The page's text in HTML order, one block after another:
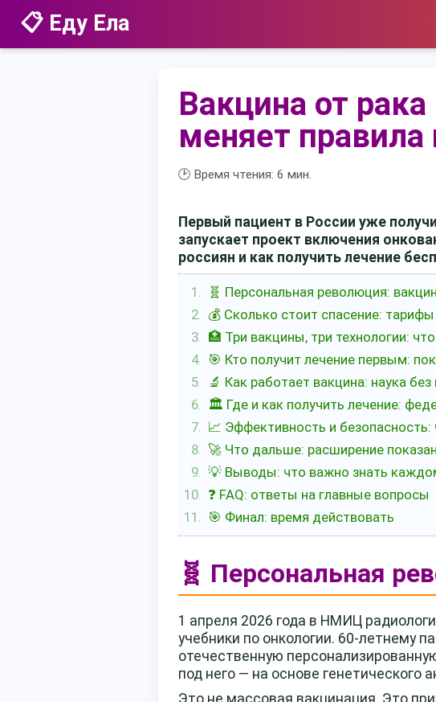
📋 Еду Ела
Вакцина от
меняет правила
🕑 Время чтения: 6 мин.
Первый пациент в России уже
запускает проект включения
россиян и как получить лечение
🧬 Персональная революция:
💰 Сколько стоит спасение:
🏥 Три вакцины, три технологии:
🎯 Кто получит лечение первым:
🔬 Как работает вакцина: наука
🏛️ Где и как получить лечение:
📈 Эффективность и безопасность:
🚀 Что дальше: расширение
💡 Выводы: что важно знать
❓ FAQ: ответы на главные вопросы
🎯 Финал: время действовать
🧬 Персональная
1 апреля 2026 года в НМИЦ
учебники по онкологии. 60-летнему
отечественную
под него — на основе генетического
Это не массовая вакцинация. Это